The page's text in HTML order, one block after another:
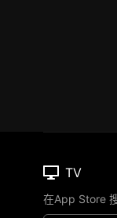
TV
在App Store